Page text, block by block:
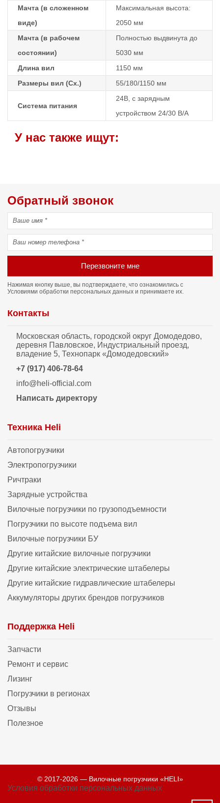
Мачта (в сложенном
виде)
Максимальная высота:
2050 мм
Мачта (в рабочем
состоянии)
Полностью выдвинута до
5030 мм
Длина вил
1150 мм
Размеры вил (Сх.)
55/180/1150 мм
Система питания
24В, с зарядным
устройством 24/30 В/А
У нас также ищут:
Обратный звонок
Перезвоните мне
Нажимая кнопку выше, вы подтверждаете, что ознакомились с
Условиями обработки персональных данных и принимаете их.
Контакты
Московская область, городской округ Домодедово,
деревня Павловское, Индустриальный проезд,
владение 5, Технопарк «Домодедовский»
+7 (917) 406-78-64
info@heli-official.com
Написать директору
Техника Heli
Автопогрузчики
Электропогрузчики
Ричтраки
Зарядные устройства
Вилочные погрузчики по грузоподъемности
Погрузчики по высоте подъема вил
Вилочные погрузчики БУ
Другие китайские вилочные погрузчики
Другие китайские электрические штабелеры
Другие китайские гидравлические штабелеры
Аккумуляторы других брендов погрузчиков
Поддержка Heli
Запчасти
Ремонт и сервис
Лизинг
Погрузчики в регионах
Отзывы
Полезное
© 2017-2026 — Вилочные погрузчики «HELI»
Условия обработки персональных данных